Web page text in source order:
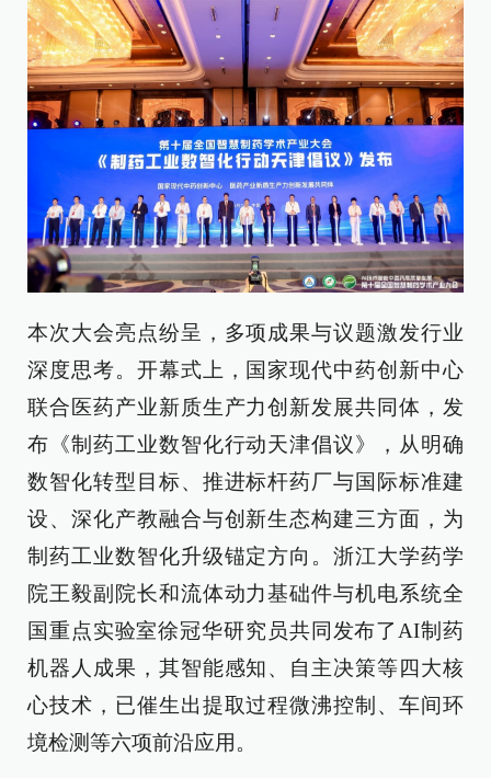
本次大会亮点纷呈，多项成果与议题激发行业
深度思考。开幕式上，国家现代中药创新中心
联合医药产业新质生产力创新发展共同体，发
布《制药工业数智化行动天津倡议》，从明确
数智化转型目标、推进标杆药厂与国际标准建
设、深化产教融合与创新生态构建三方面，为
制药工业数智化升级锚定方向。浙江大学药学
院王毅副院长和流体动力基础件与机电系统全
国重点实验室徐冠华研究员共同发布了AI制药
机器人成果，其智能感知、自主决策等四大核
心技术，已催生出提取过程微沸控制、车间环
境检测等六项前沿应用。